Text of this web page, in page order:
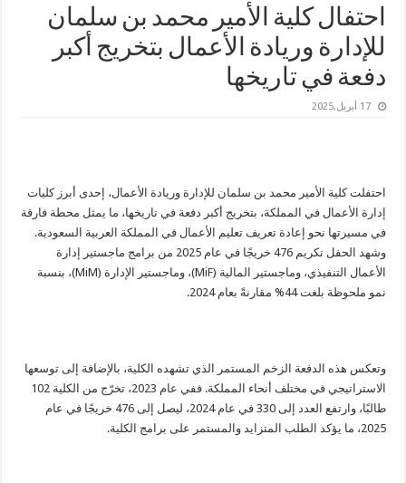
احتفال كلية الأمير محمد بن سلمان
للإدارة وريادة الأعمال بتخريج أكبر
دفعة في تاريخها
17 أبريل,2025
احتفلت كلية الأمير محمد بن سلمان للإدارة وريادة الأعمال، إحدى أبرز كليات
إدارة الأعمال في المملكة، بتخريج أكبر دفعة في تاريخها، ما يمثل محطة فارقة
في مسيرتها نحو إعادة تعريف تعليم الأعمال في المملكة العربية السعودية.
وشهد الحفل تكريم 476 خريجًا في عام 2025 من برامج ماجستير إدارة
الأعمال التنفيذي، وماجستير المالية (MiF)، وماجستير الإدارة (MiM)، بنسبة
نمو ملحوظة بلغت 44% مقارنةً بعام 2024.
وتعكس هذه الدفعة الزخم المستمر الذي تشهده الكلية، بالإضافة إلى توسعها
الاستراتيجي في مختلف أنحاء المملكة. ففي عام 2023، تخرّج من الكلية 102
طالبًا، وارتفع العدد إلى 330 في عام 2024، ليصل إلى 476 خريجًا في عام
2025، ما يؤكد الطلب المتزايد والمستمر على برامج الكلية.